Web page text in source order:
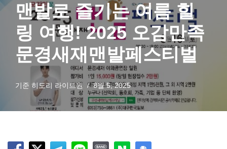
맨발로 즐기는 여름 힐
링 여행! 2025 오감만족
문경새재맨발페스티벌
기준 히도리 라이트원 8월 5, 2025